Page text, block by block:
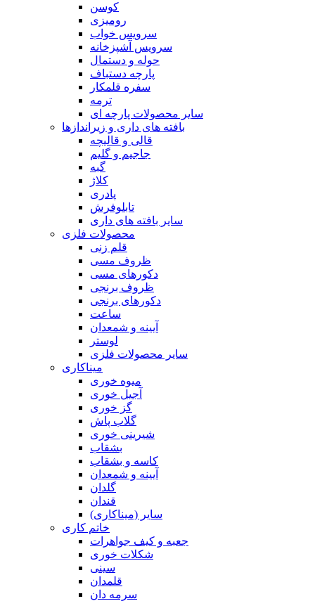
کوسن
رومیزی
سرویس خواب
سرویس آشپزخانه
حوله و دستمال
پارچه دستباف
سفره قلمکار
ترمه
سایر محصولات پارچه ای
بافته های داری و زیراندازها
قالی و قالیچه
جاجیم و گلیم
گبه
کلاژ
پادری
تابلوفرش
سایر بافته های داری
محصولات فلزی
قلم زنی
ظروف مسی
دکورهای مسی
ظروف برنجی
دکورهای برنجی
ساعت
آیینه و شمعدان
لوستر
سایر محصولات فلزی
میناکاری
میوه خوری
آجیل خوری
گز خوری
گلاب پاش
شیرینی خوری
بشقاب
کاسه و بشقاب
آیینه و شمعدان
گلدان
قندان
سایر (میناکاری)
خاتم کاری
جعبه و کیف جواهرات
شکلات خوری
سینی
قلمدان
سرمه دان